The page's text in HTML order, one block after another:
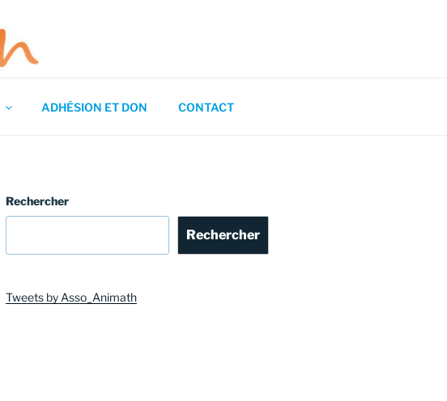
ADHÉSION ET DON CONTACT
Rechercher
Rechercher
Tweets by Asso_Animath